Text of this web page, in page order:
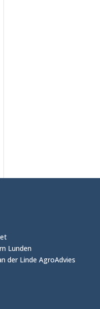
Lunden
der Linde AgroAdvies